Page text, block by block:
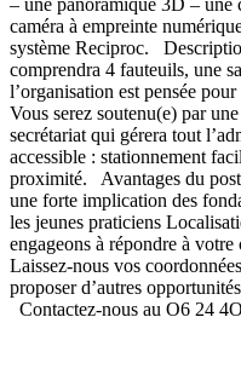
caméra à empreinte
système Reciproc.
comprendra 4 fauteuils, une
l’organisation est pensée
Vous serez soutenu(e) par
secrétariat qui gérera tout
accessible : stationnement
proximité. Avantages du
une forte implication des
les jeunes praticiens
engageons à répondre à
Laissez-nous vos
proposer d’autres
Contactez-nous au O6 24